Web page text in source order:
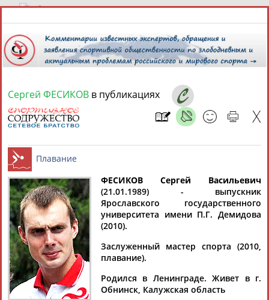
10 августа 2026 года,12:46
1персона
Сергей
ФЕСИКОВ
Ваш запрос: "Сергей ФЕСИКОВ "
Документы 1-10 из 70 найденных уникальных документов
Сергей ФЕСИКОВ в публикациях
Плавание
ФЕСИКОВ Сергей Васильевич
(21.01.1989) - выпускник
Ярославского государственного
университета имени П.Г. Демидова
(2010).
Заслуженный мастер спорта (2010,
плавание).
Родился в Ленинграде. Живет в г.
Обнинск, Калужская область